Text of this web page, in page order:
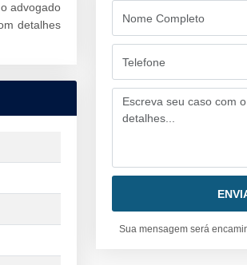
advogado
detalhes
Sua mensagem será